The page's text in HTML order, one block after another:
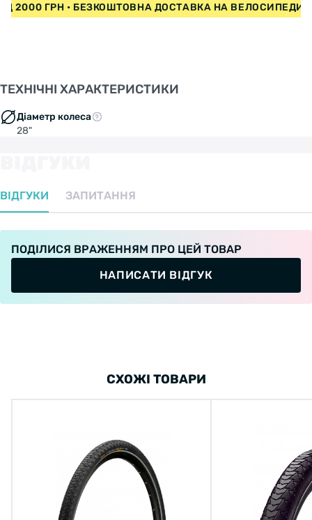
2000 ГРН • БЕЗКОШТОВНА ДОСТАВКА НА
ТЕХНІЧНІ ХАРАКТЕРИСТИКИ
Діаметр колеса
28"
ВІДГУКИ ЗАПИТАННЯ
ПОДІЛИСЯ ВРАЖЕННЯМ ПРО ЦЕЙ ТОВАР
НАПИСАТИ ВІДГУК
СХОЖІ ТОВАРИ